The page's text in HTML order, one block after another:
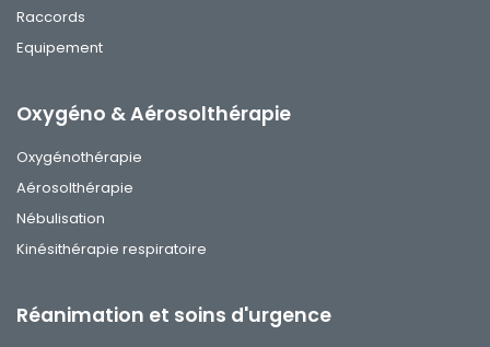
Raccords
Equipement
Oxygéno & Aérosolthérapie
Oxygénothérapie
Aérosolthérapie
Nébulisation
Kinésithérapie respiratoire
Réanimation et soins d'urgence